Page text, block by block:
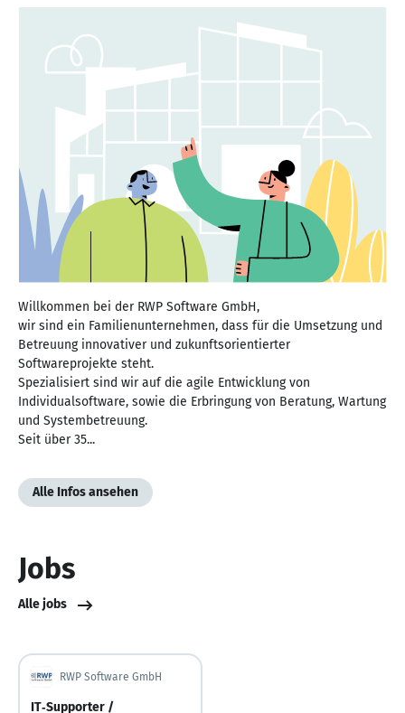
Willkommen bei der RWP Software GmbH,
wir sind ein Familienunternehmen, dass für die Umsetzung und
Betreuung innovativer und zukunftsorientierter
Softwareprojekte steht.
Spezialisiert sind wir auf die agile Entwicklung von
Individualsoftware, sowie die Erbringung von Beratung, Wartung
und Systembetreuung.
Seit über 35...
Alle Infos ansehen
Jobs
Alle jobs
RWP Software GmbH
IT‑Supporter /